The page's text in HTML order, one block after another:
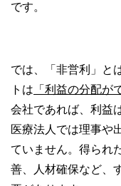
です。
では、「非営利」と
トは 「利益の分配が
会社であれば、利益
医療法人では理事や
ていません。得られ
善、人材確保など、